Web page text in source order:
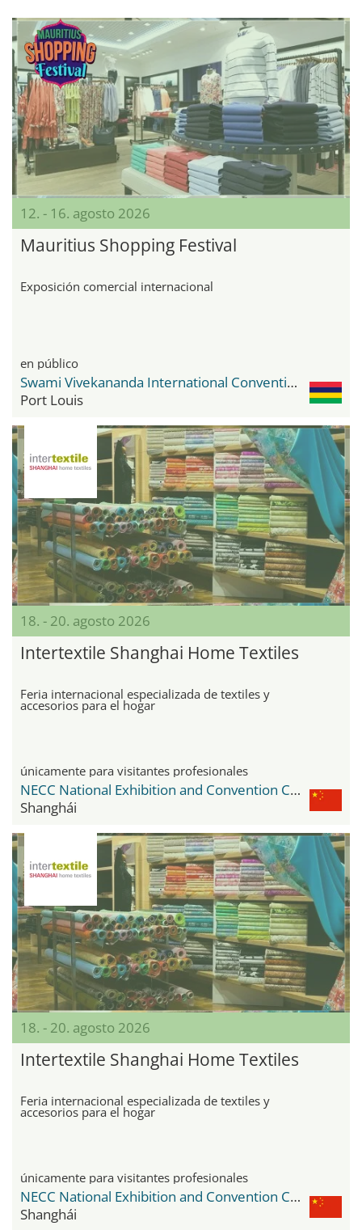
12. - 16. agosto 2026
Mauritius Shopping Festival
Exposición comercial internacional
en público
Swami Vivekananda International Convention Centre (SVICC)
Port Louis
18. - 20. agosto 2026
Intertextile Shanghai Home Textiles
Feria internacional especializada de textiles y
accesorios para el hogar
únicamente para visitantes profesionales
NECC National Exhibition and Convention Center
Shanghái
18. - 20. agosto 2026
Intertextile Shanghai Home Textiles
Feria internacional especializada de textiles y
accesorios para el hogar
únicamente para visitantes profesionales
NECC National Exhibition and Convention Center
Shanghái